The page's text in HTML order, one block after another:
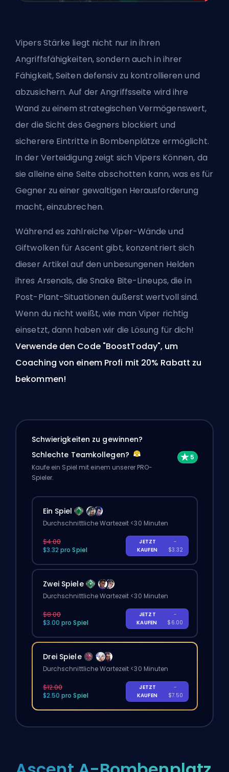
Vipers Stärke liegt nicht nur in ihren
Angriffsfähigkeiten, sondern auch in ihrer
Fähigkeit, Seiten defensiv zu kontrollieren und
abzusichern. Auf der Angriffsseite wird ihre
Wand zu einem strategischen Vermögenswert,
der die Sicht des Gegners blockiert und
sicherere Eintritte in Bombenplätze ermöglicht.
In der Verteidigung zeigt sich Vipers Können, da
sie alleine eine Seite abschotten kann, was es für
Gegner zu einer gewaltigen Herausforderung
macht, einzubrechen.
Während es zahlreiche Viper-Wände und
Giftwolken für Ascent gibt, konzentriert sich
dieser Artikel auf den unbesungenen Helden
ihres Arsenals, die Snake Bite-Lineups, die in
Post-Plant-Situationen äußerst wertvoll sind.
Wenn du nicht weißt, wie man Viper richtig
einsetzt, dann haben wir die Lösung für dich!
Verwende den Code "BoostToday", um
Coaching von einem Profi mit 20% Rabatt zu
bekommen!
Schwierigkeiten zu gewinnen?
Schlechte Teamkollegen?
Kaufe ein Spiel mit einem unserer PRO-
Spieler.
Ein Spiel
Durchschnittliche Wartezeit <30 Minuten
$4.00
$3.32 pro Spiel
JETZT
KAUFEN
-
$3.32
Zwei Spiele
Durchschnittliche Wartezeit <30 Minuten
$8.00
$3.00 pro Spiel
JETZT
KAUFEN
-
$6.00
Drei Spiele
Durchschnittliche Wartezeit <30 Minuten
$12.00
$2.50 pro Spiel
JETZT
KAUFEN
-
$7.50